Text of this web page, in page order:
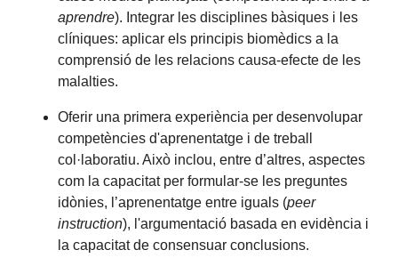
aprendre). Integrar les disciplines bàsiques i les
clíniques: aplicar els principis biomèdics a la
comprensió de les relacions causa-efecte de les
malalties.
Oferir una primera experiència per desenvolupar
competències d'aprenentatge i de treball
col·laboratiu. Això inclou, entre d’altres, aspectes
com la capacitat per formular-se les preguntes
idònies, l’aprenentatge entre iguals (peer
instruction), l'argumentació basada en evidència i
la capacitat de consensuar conclusions.